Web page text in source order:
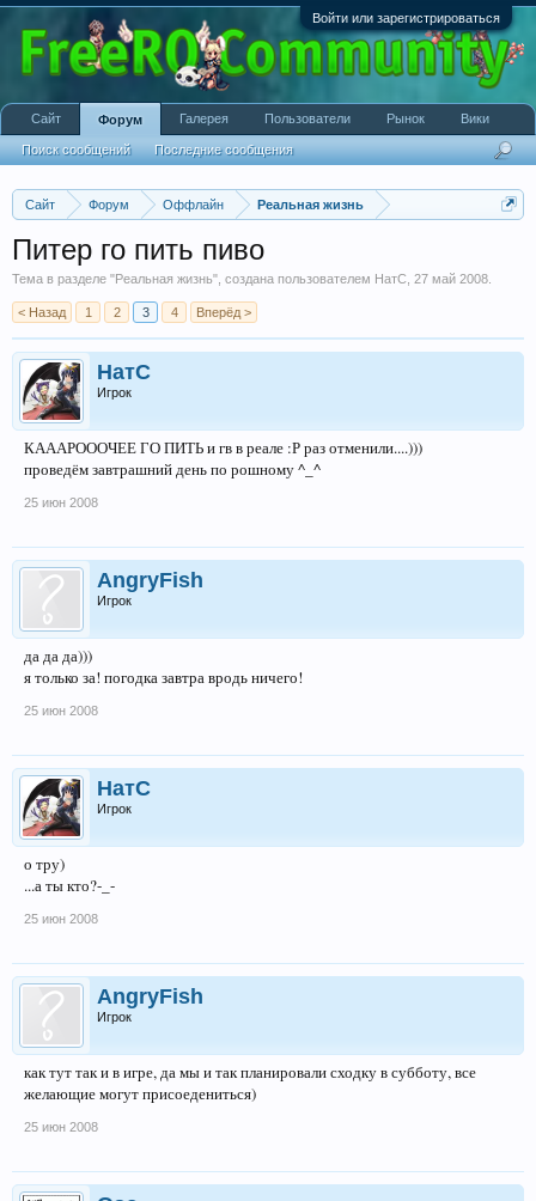
Войти или зарегистрироваться
Сайт Форум Оффлайн Реальная жизнь
Питер го пить пиво
Тема в разделе "Реальная жизнь", создана пользователем НатС 27 май 2008
< Назад 1 2 3 4 Вперёд >
НатС
Игрок
КАААРОООЧЕЕ ГО ПИТЬ и гв в реале :Р раз отменили....)))
проведём завтрашний день по рошному ^_^
25 июн 2008
AngryFish
Игрок
да да да)))
я только за! погодка завтра вродь ничего!
25 июн 2008
НатС
Игрок
о тру)
...а ты кто?-_-
25 июн 2008
AngryFish
Игрок
как тут так и в игре, да мы и так планировали сходку в субботу, все
желающие могут присоедениться)
25 июн 2008
Сайт Форум
Поиск сообщений Последние сообщения
Галерея Пользователи Рынок Вики